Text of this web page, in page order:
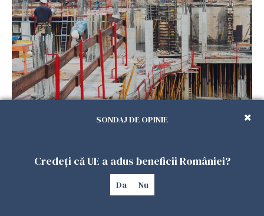
Se caută urgent români pentru șantiere din
SONDAJ DE OPINIE
Credeți că UE a adus beneficii României?
Da Nu